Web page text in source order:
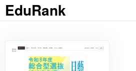
EduRank